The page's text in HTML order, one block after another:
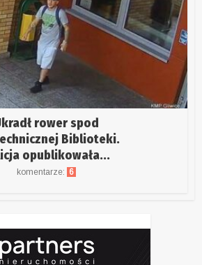
rower spod
Biblioteki.
opublikowała...
komentarze: 6